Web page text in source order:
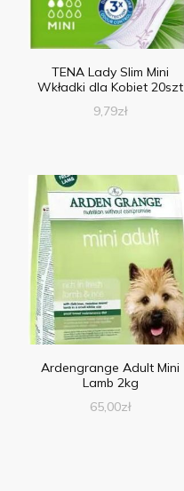
TENA Lady Slim Mini
Wkładki dla Kobiet 20szt
9,79zł
Ardengrange Adult Mini
Lamb 2kg
65,00zł